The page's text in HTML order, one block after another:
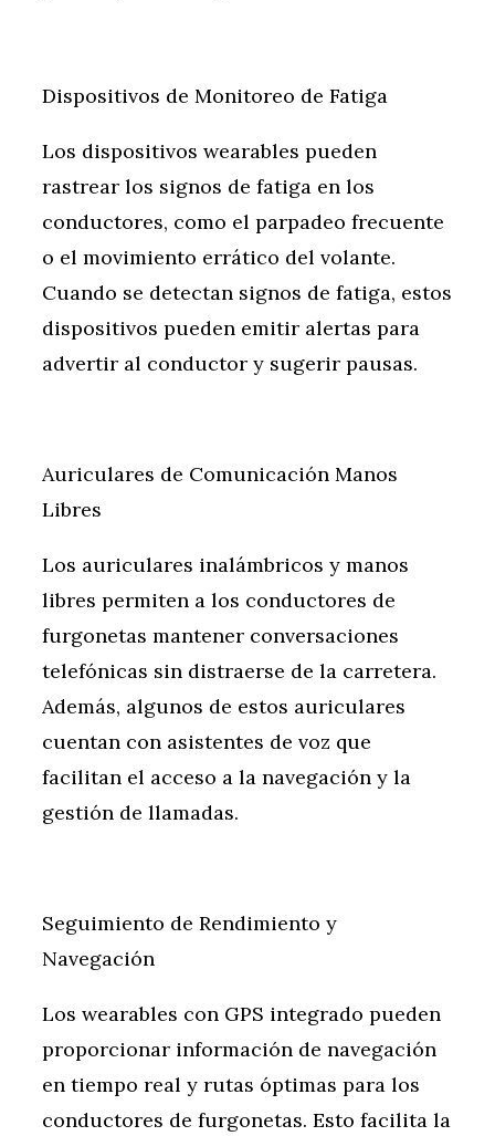
Dispositivos de Monitoreo de Fatiga
Los dispositivos wearables pueden
rastrear los signos de fatiga en los
conductores, como el parpadeo frecuente
o el movimiento errático del volante.
Cuando se detectan signos de fatiga, estos
dispositivos pueden emitir alertas para
advertir al conductor y sugerir pausas.
Auriculares de Comunicación Manos
Libres
Los auriculares inalámbricos y manos
libres permiten a los conductores de
furgonetas mantener conversaciones
telefónicas sin distraerse de la carretera.
Además, algunos de estos auriculares
cuentan con asistentes de voz que
facilitan el acceso a la navegación y la
gestión de llamadas.
Seguimiento de Rendimiento y
Navegación
Los wearables con GPS integrado pueden
proporcionar información de navegación
en tiempo real y rutas óptimas para los
conductores de furgonetas. Esto facilita la